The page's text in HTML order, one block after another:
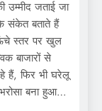
उम्मीद जताई जा
संकेत बताते हैं
स्तर पर खुल
बाजारों से
हैं, फिर भी घरेलू
बना हुआ…